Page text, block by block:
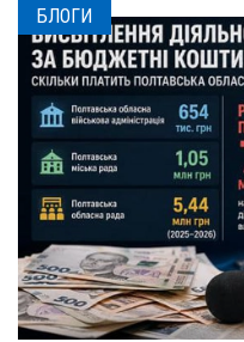
БЛОГИ